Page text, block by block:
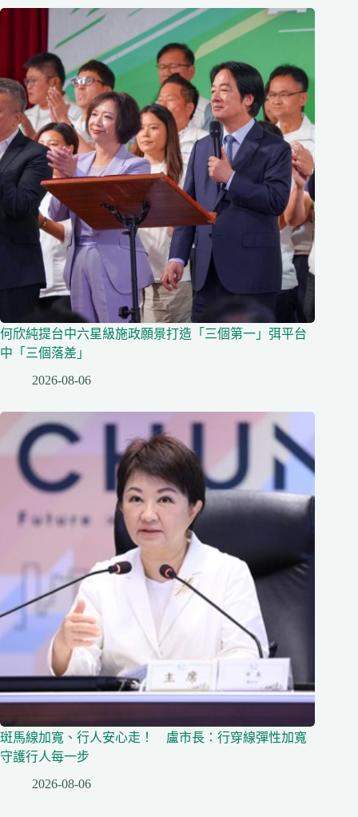
何欣純提台中六星級施政願景打造「三個第一」弭平台
中「三個落差」
2026-08-06
斑馬線加寬、行人安心走！ 盧市長：行穿線彈性加寬
守護行人每一步
2026-08-06